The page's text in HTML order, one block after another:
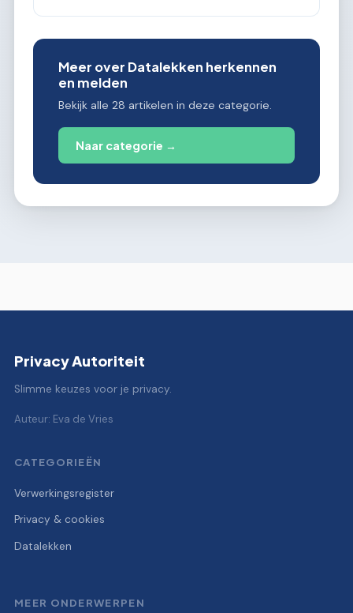
Meer over Datalekken herkennen
en melden
Bekijk alle 28 artikelen in deze categorie.
Naar categorie →
Privacy Autoriteit
Slimme keuzes voor je privacy.
Auteur: Eva de Vries
CATEGORIEËN
Verwerkingsregister
Privacy & cookies
Datalekken
MEER ONDERWERPEN